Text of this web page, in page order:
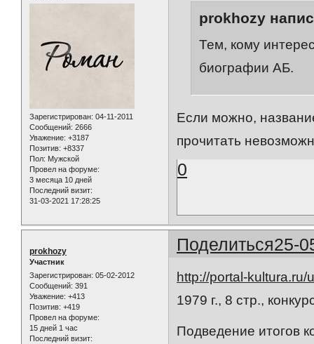
Зарегистрирован: 04-11-2011
Сообщений: 2666
Уважение: +3187
Позитив: +8337
Пол: Мужской
Провел на форуме:
3 месяца 10 дней
Последний визит:
31-03-2021 17:28:25
prokhozy
Тем, кому
биографии АБ.
Если можно,
прочитать
0
Поделиться25-
prokhozy
Участник
Зарегистрирован: 05-02-2012
Сообщений: 391
Уважение: +413
Позитив: +419
Провел на форуме:
15 дней 1 час
Последний визит:
http://portal-
1979 г., 8 стр.,
Подведение итогов